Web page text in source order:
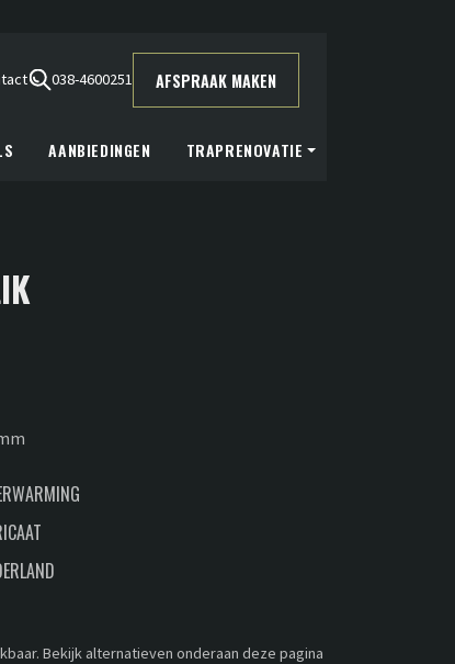
038-4600251 AFSPRAAK MAKEN
AANBIEDINGEN TRAPRENOVATIE
Bekijk alternatieven onderaan deze pagina